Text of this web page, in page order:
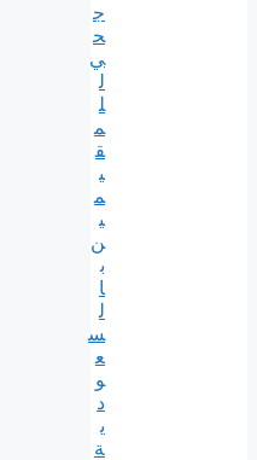
ج
ح
ي
ل
ل
م
ق
ي
م
ي
ن
ب
ا
ل
س
ع
و
د
ي
ة